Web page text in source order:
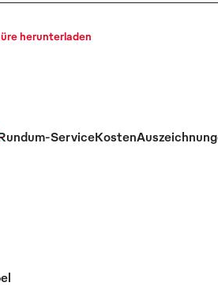
herunterladen
ServiceKosten